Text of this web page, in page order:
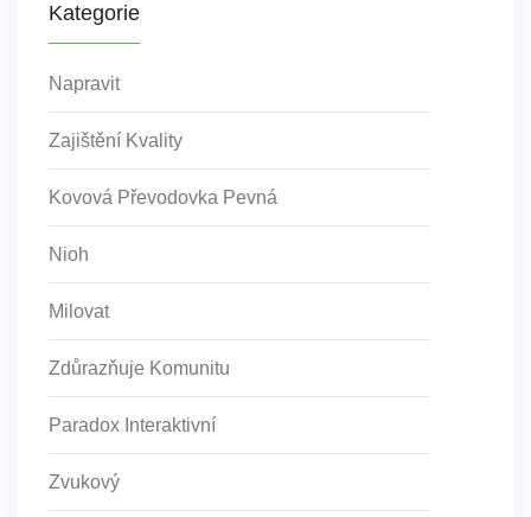
Kategorie
Napravit
Zajištění Kvality
Kovová Převodovka Pevná
Nioh
Milovat
Zdůrazňuje Komunitu
Paradox Interaktivní
Zvukový